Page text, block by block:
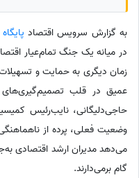
به گزارش سرویس اقتصاد
در میانه یک جنگ تمام‌عیار
زمان دیگری به حمایت و تسهیلات
عمیق در قلب
حاجی‌دلیگانی، نایب‌رئیس
وضعیت فعلی، پرده از
می‌دهد مدیران ارشد اقتصادی
گام برمی‌دارند.